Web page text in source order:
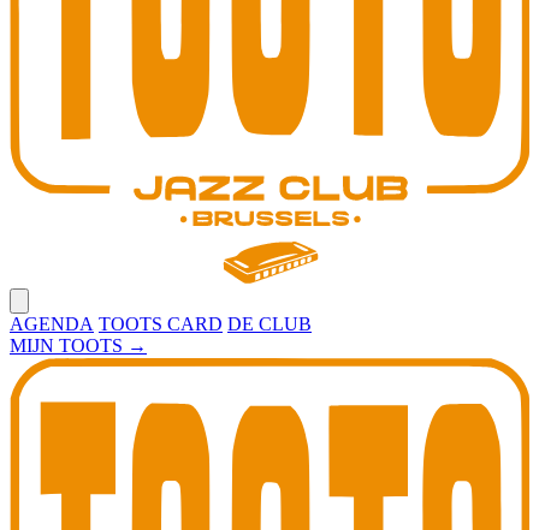
AGENDA TOOTS CARD DE CLUB
MIJN TOOTS →
Toots Jazz Club